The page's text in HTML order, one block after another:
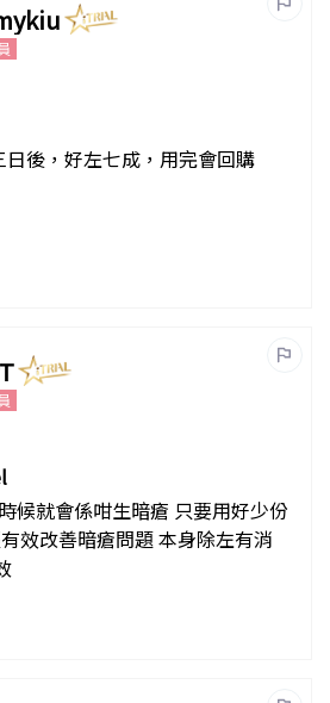
後，好左七成，用完會回購
候就會係咁生暗瘡 只要用好少份
效改善暗瘡問題 本身除左有消